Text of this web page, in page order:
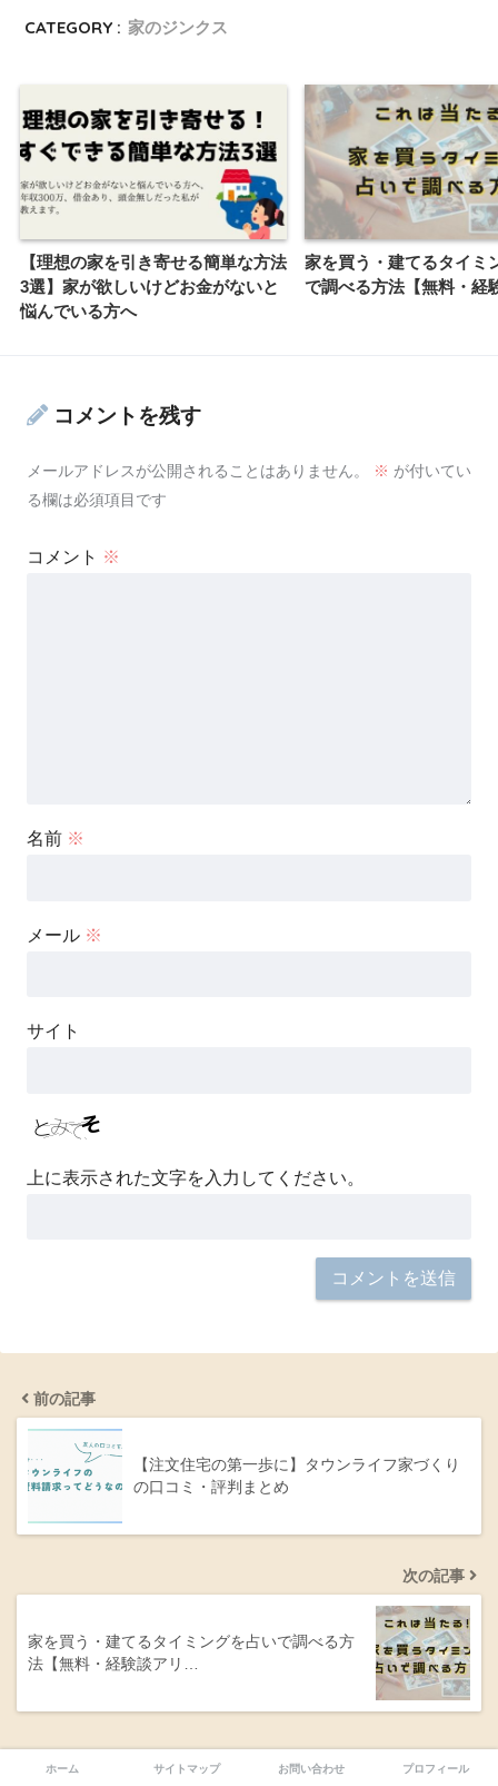
CATEGORY : 家のジンクス
【理想の家を引き寄せる簡単な方法
3選】家が欲しいけどお金がないと
悩んでいる方へ
家を買う・建てるタイミ
で調べる方法【無料・経
コメントを残す
メールアドレスが公開されることはありません。 ※ が付いてい
る欄は必須項目です
コメント ※
名前 ※
メール ※
サイト
上に表示された文字を入力してください。
前の記事
【注文住宅の第一歩に】タウンライフ家づくり
の口コミ・評判まとめ
次の記事
家を買う・建てるタイミングを占いで調べる方
法【無料・経験談アリ…
ホーム サイトマップ お問い合わせ プロフィール